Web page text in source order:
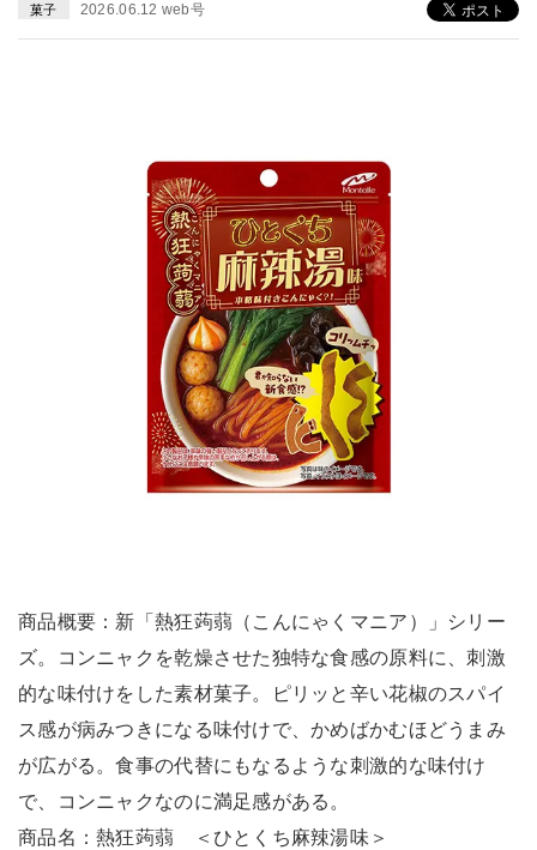
菓子 2026.06.12 web号
商品概要：新「熱狂蒟蒻（こんにゃくマニア）」シリー
ズ。コンニャクを乾燥させた独特な食感の原料に、刺激
的な味付けをした素材菓子。ピリッと辛い花椒のスパイ
ス感が病みつきになる味付けで、かめばかむほどうまみ
が広がる。食事の代替にもなるような刺激的な味付け
で、コンニャクなのに満足感がある。
商品名：熱狂蒟蒻 ＜ひとくち麻辣湯味＞